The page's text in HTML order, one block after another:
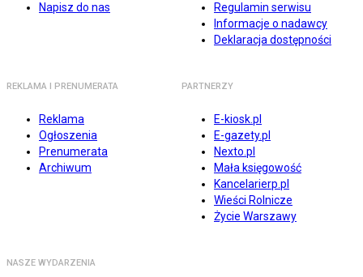
Napisz do nas
Regulamin serwisu
Informacje o nadawcy
Deklaracja dostępności
REKLAMA I PRENUMERATA
Reklama
Ogłoszenia
Prenumerata
Archiwum
PARTNERZY
E-kiosk.pl
E-gazety.pl
Nexto.pl
Mała księgowość
Kancelarierp.pl
Wieści Rolnicze
Życie Warszawy
NASZE WYDARZENIA